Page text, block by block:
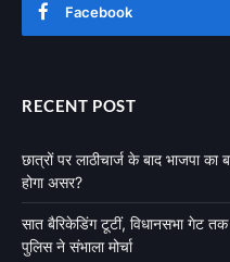
Facebook
RECENT POST
छात्रों पर लाठीचार्ज के बाद भाजपा
होगा असर?
सात बैरिकेडिंग टूटीं, विधानसभा गेट
पुलिस ने संभाला मोर्चा